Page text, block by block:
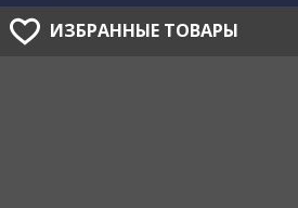
Мои подписки
Написать в поддержку
ИЗБРАННЫЕ ТОВАРЫ